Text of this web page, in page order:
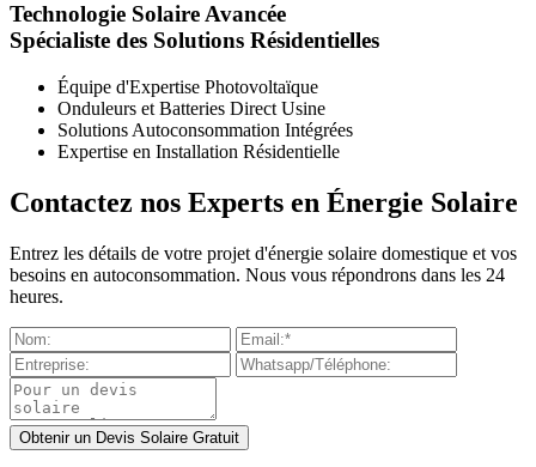
Technologie Solaire Avancée
Spécialiste des Solutions Résidentielles
Équipe d'Expertise Photovoltaïque
Onduleurs et Batteries Direct Usine
Solutions Autoconsommation Intégrées
Expertise en Installation Résidentielle
Contactez nos Experts en Énergie Solaire
Entrez les détails de votre projet d'énergie solaire domestique et vos
besoins en autoconsommation. Nous vous répondrons dans les 24
heures.